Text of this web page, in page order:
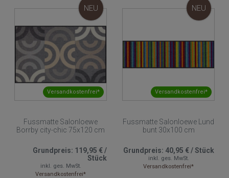
Versandkostenfrei*
NEU
Fussmatte Salonloewe
Borrby city-chic 75x120 cm
Grundpreis: 119,95 €/
Stück
inkl. ges. MwSt.
Versandkostenfrei*
Versandkostenfrei*
NEU
Fussmatte Salonloewe Lund
bunt 30x100 cm
Grundpreis: 40,95 €/Stück
inkl. ges. MwSt.
Versandkostenfrei*